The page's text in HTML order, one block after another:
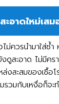
ะอาดใหม่เสม
ม่ควรนำมาใส่ซ้
ดูสะอาด ไม่มีคร
ล่งสะสมของเชื้อ
วมกับเหงื่อก็จะ